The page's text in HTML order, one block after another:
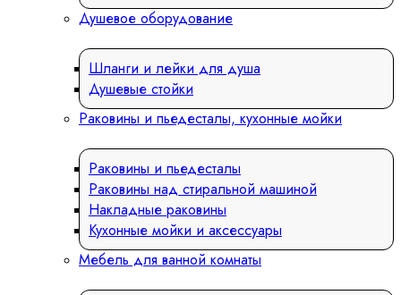
Душевое оборудование
Шланги и лейки для душа
Душевые стойки
Раковины и пьедесталы, кухонные мойки
Раковины и пьедесталы
Раковины над стиральной машиной
Накладные раковины
Кухонные мойки и аксессуары
Мебель для ванной комнаты